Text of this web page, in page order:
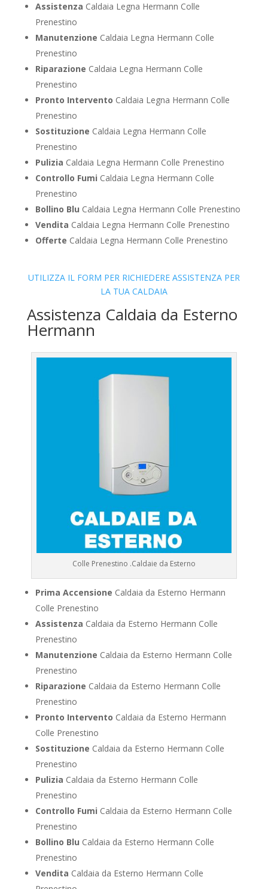
Assistenza Caldaia Legna Hermann Colle
Prenestino
Manutenzione Caldaia Legna Hermann Colle
Prenestino
Riparazione Caldaia Legna Hermann Colle
Prenestino
Pronto Intervento Caldaia Legna Hermann Colle
Prenestino
Sostituzione Caldaia Legna Hermann Colle
Prenestino
Pulizia Caldaia Legna Hermann Colle Prenestino
Controllo Fumi Caldaia Legna Hermann Colle
Prenestino
Bollino Blu Caldaia Legna Hermann Colle Prenestino
Vendita Caldaia Legna Hermann Colle Prenestino
Offerte Caldaia Legna Hermann Colle Prenestino
UTILIZZA IL FORM PER RICHIEDERE ASSISTENZA PER
LA TUA CALDAIA
Assistenza Caldaia da Esterno
Hermann
Colle Prenestino .Caldaie da Esterno
Prima Accensione Caldaia da Esterno Hermann
Colle Prenestino
Assistenza Caldaia da Esterno Hermann Colle
Prenestino
Manutenzione Caldaia da Esterno Hermann Colle
Prenestino
Riparazione Caldaia da Esterno Hermann Colle
Prenestino
Pronto Intervento Caldaia da Esterno Hermann
Colle Prenestino
Sostituzione Caldaia da Esterno Hermann Colle
Prenestino
Pulizia Caldaia da Esterno Hermann Colle
Prenestino
Controllo Fumi Caldaia da Esterno Hermann Colle
Prenestino
Bollino Blu Caldaia da Esterno Hermann Colle
Prenestino
Vendita Caldaia da Esterno Hermann Colle